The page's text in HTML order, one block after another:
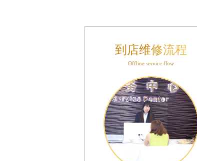
时光售后服务中心（需提前预约）
服务中心（需提前预约）
到店维修流程
Offline service flow